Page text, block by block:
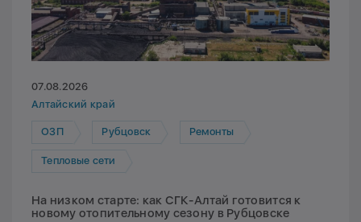
07.08.2026
Алтайский край
ОЗП Рубцовск Ремонты
Тепловые сети
На низком старте: как СГК-Алтай готовится к
новому отопительному сезону в Рубцовске